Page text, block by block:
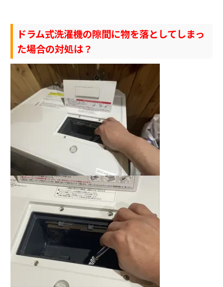
ドラム式洗濯機の隙間に物を落としてしまっ
た場合の対処は？